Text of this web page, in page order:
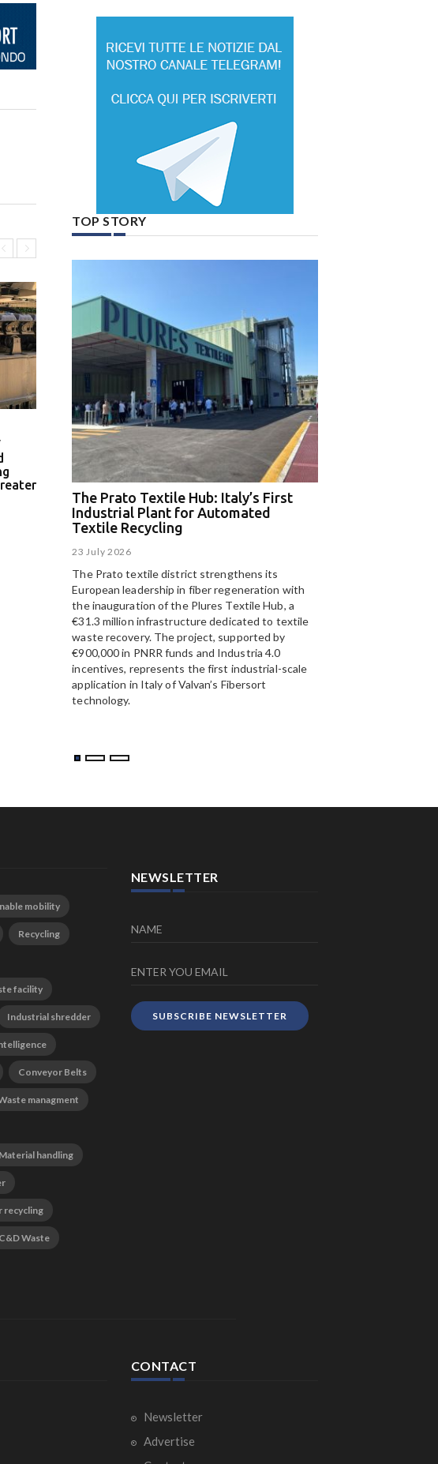
L’Intelligenza Artificiale al
servizio del riciclo: a Catania
un polo tecnologico per il
riciclo della carta
24 July 2026
The Prato Textile Hub:
Italy’s First Industrial Plant
for Automated Textile
Recycling
23 July 2026
TOP STORY
The Prato Textile Hub: Italy’s First
Industrial Plant for Automated
Textile Recycling
23 July 2026
The Prato textile district strengthens its
European leadership in fiber regeneration with
the inauguration of the Plures Textile Hub, a
€31.3 million infrastructure dedicated to textile
waste recovery. The project, supported by
€900,000 in PNRR funds and Industria 4.0
incentives, represents the first industrial-scale
application in Italy of Valvan’s Fibersort
technology.
mobility
Recycling
facility
Industrial shredder
Conveyor Belts
managment
Material handling
recycling
C&D Waste
NEWSLETTER
SUBSCRIBE NEWSLETTER
CONTACT
Newsletter
Advertise